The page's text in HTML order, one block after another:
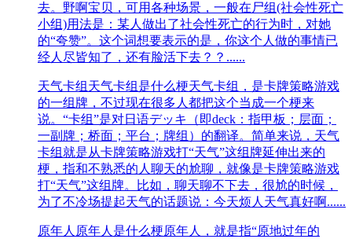
去。野啊宝贝，可用各种场景，一般在尸组(社会性死亡
小组)用法是：某人做出了社会性死亡的行为时，对她
的“夸赞”。这个词想要表示的是，你这个人做的事情已
经人尽皆知了，还有脸活下去？？......
天气卡组 天气卡组是什么梗天气卡组，是卡牌策略游戏
的一组牌，不过现在很多人都把这个当成一个梗来
说。“卡组”是对日语デッキ（即deck：指甲板；层面；
一副牌；桥面；平台；牌组）的翻译。简单来说，天气
卡组就是从卡牌策略游戏打“天气”这组牌延伸出来的
梗，指和不熟悉的人聊天的尬聊，就像是卡牌策略游戏
打“天气”这组牌。比如，聊天聊不下去，很尬的时候，
为了不冷场提起天气的话题说：今天烦人天气真好啊......
原年人原年人是什么梗原年人，就是指“原地过年的